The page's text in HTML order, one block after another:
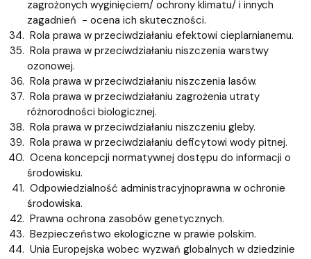
zagrożonych wyginięciem/ ochrony klimatu/ i innych
zagadnień - ocena ich skuteczności.
Rola prawa w przeciwdziałaniu efektowi cieplarnianemu.
Rola prawa w przeciwdziałaniu niszczenia warstwy
ozonowej.
Rola prawa w przeciwdziałaniu niszczenia lasów.
Rola prawa w przeciwdziałaniu zagrożenia utraty
różnorodności biologicznej.
Rola prawa w przeciwdziałaniu niszczeniu gleby.
Rola prawa w przeciwdziałaniu deficytowi wody pitnej.
Ocena koncepcji normatywnej dostępu do informacji o
środowisku.
Odpowiedzialność administracyjnoprawna w ochronie
środowiska.
Prawna ochrona zasobów genetycznych.
Bezpieczeństwo ekologiczne w prawie polskim.
Unia Europejska wobec wyzwań globalnych w dziedzinie